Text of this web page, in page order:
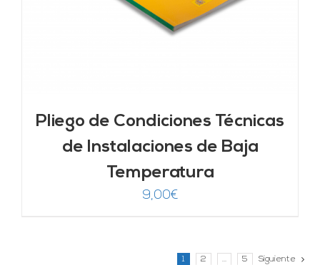
Pliego de Condiciones Técnicas
de Instalaciones de Baja
Temperatura
9,00€
1 2 … 5 Siguiente